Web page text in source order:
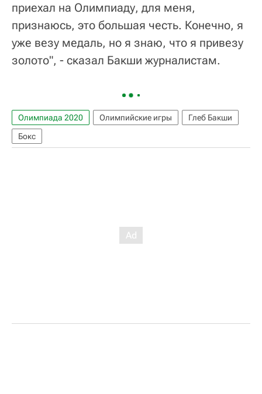
приехал на Олимпиаду, для меня,
признаюсь, это большая честь. Конечно, я
уже везу медаль, но я знаю, что я привезу
золото", - сказал Бакши журналистам.
Олимпиада 2020 Олимпийские игры
Глеб Бакши
Бокс